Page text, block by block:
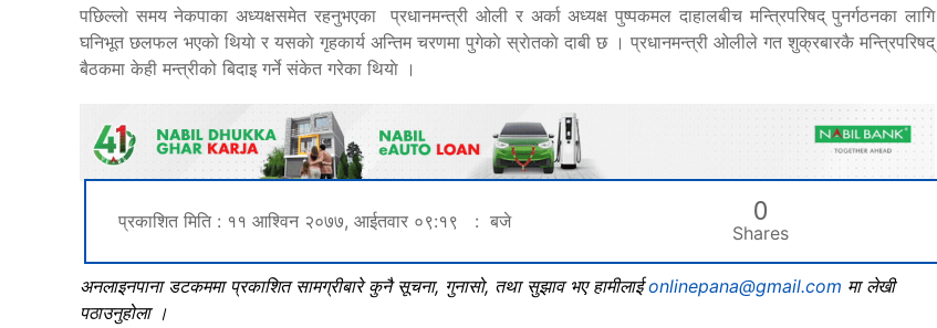
पछिल्लाे समय नेकपाका अध्यक्षसमेत रहनुभएका प्रधानमन्त्री ओली र अर्का अध्यक्ष पुष्पकमल दाहालबीच मन्त्रिपरिषद् पुनर्गठनका लागि
घनिभूत छलफल भएकाे थियाे र यसकाे गृहकार्य अन्तिम चरणमा पुगेकाे स्राेतकाे दाबी छ । प्रधानमन्त्री ओलीले गत शुक्रबारकै मन्त्रिपरिषद्
बैठकमा केही मन्त्रीको बिदाइ गर्ने संकेत गरेका थियाे ।
प्रकाशित मिति : ११ आश्विन २०७७, आईतवार ०९:१९ : बजे 0
Shares
अनलाइनपाना डटकममा प्रकाशित सामग्रीबारे कुनै सूचना, गुनासो, तथा सुझाव भए हामीलाईonlinepana@gmail.com मा लेखी
पठाउनुहोला ।